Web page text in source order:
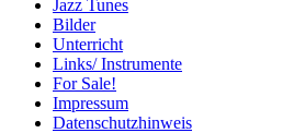
Jazz Tunes
Bilder
Unterricht
Links/ Instrumente
For Sale!
Impressum
Datenschutzhinweis